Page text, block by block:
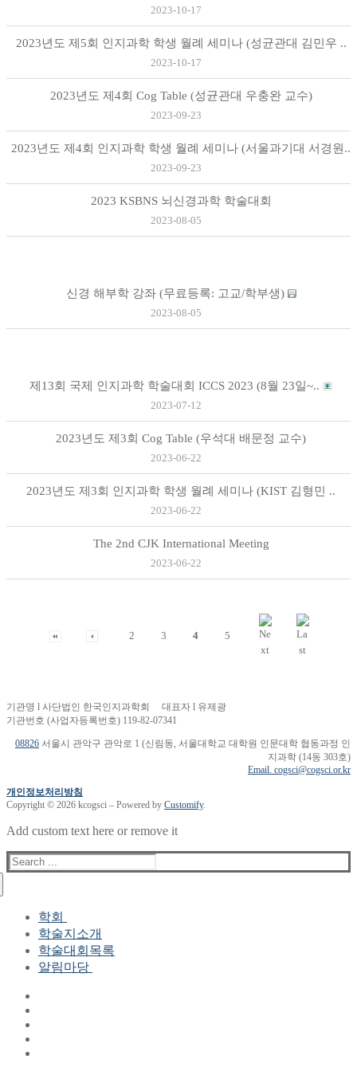
2023-10-17
2023년도 제5회 인지과학 학생 월례 세미나 (성균관대 김민우 ..
2023-10-17
2023년도 제4회 Cog Table (성균관대 우충완 교수)
2023-09-23
2023년도 제4회 인지과학 학생 월례 세미나 (서울과기대 서경원..
2023-09-23
2023 KSBNS 뇌신경과학 학술대회
2023-08-05
신경 해부학 강좌 (무료등록: 고교/학부생)
2023-08-05
제13회 국제 인지과학 학술대회 ICCS 2023 (8월 23일~..
2023-07-12
2023년도 제3회 Cog Table (우석대 배문정 교수)
2023-06-22
2023년도 제3회 인지과학 학생 월례 세미나 (KIST 김형민 ..
2023-06-22
The 2nd CJK International Meeting
2023-06-22
2 3 4 5
기관명 l 사단법인 한국인지과학회 대표자 l 유제광
기관번호 (사업자등록번호) 119-82-07341
08826 서울시 관악구 관악로 1 (신림동, 서울대학교 대학원 인문대학 협동과정 인
지과학 (14동 303호)
Email. cogsci@cogsci.or.kr
개인정보처리방침
Copyright © 2026 kcogsci – Powered by Customify.
Add custom text here or remove it
Search
for:
학회
학회장 인사말
현 임원진
역대 임원진
학술지소개
학술대회목록
알림마당